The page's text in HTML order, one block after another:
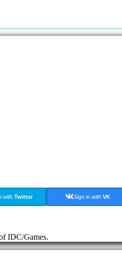
with Twitter Sign in with VK
IDC/Games.